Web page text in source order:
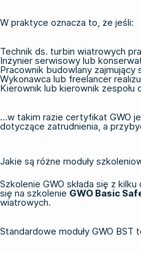
W praktyce oznacza to, że jeśli:
Technik ds. turbin wiatrowych
Inżynier serwisowy lub
Pracownik budowlany zajmujący
Wykonawca lub freelancer
Kierownik lub kierownik zespołu
…w takim razie certyfikat GWO
dotyczące zatrudnienia, a
Jakie są różne moduły
Szkolenie GWO składa się z
się na szkolenie GWO Basic
wiatrowych.
Standardowe moduły GWO BST